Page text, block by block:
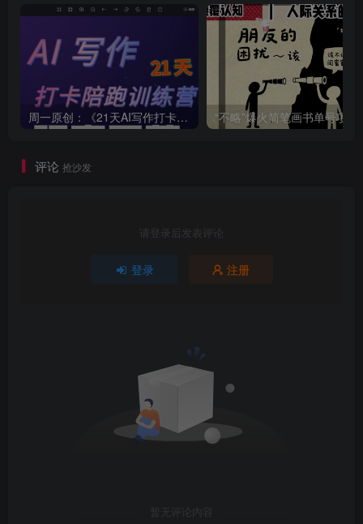
周一原创：《21天AI写作打卡陪跑训练营》全部内容讲解！（网站会员免费学习…）
评论 抢沙发
请登录后发表评论
登录 注册
暂无评论内容